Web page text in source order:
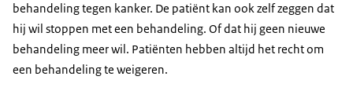
behandeling tegen kanker. De patiënt kan ook zelf zeggen dat
hij wil stoppen met een behandeling. Of dat hij geen nieuwe
behandeling meer wil. Patiënten hebben altijd het recht om
een behandeling te weigeren.